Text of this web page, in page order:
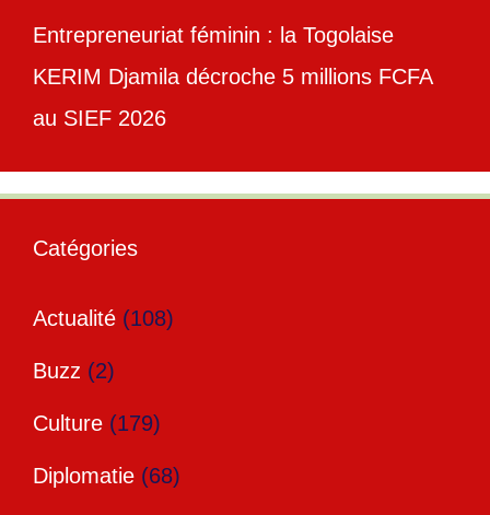
Entrepreneuriat féminin : la Togolaise
KERIM Djamila décroche 5 millions FCFA
au SIEF 2026
Catégories
Actualité (108)
Buzz (2)
Culture (179)
Diplomatie (68)